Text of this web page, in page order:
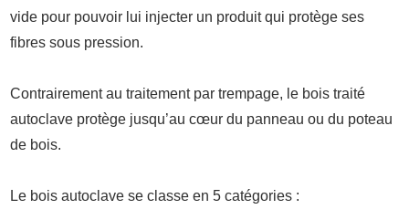
vide pour pouvoir lui injecter un produit qui protège ses
fibres sous pression.
Contrairement au traitement par trempage, le bois traité
autoclave protège jusqu’au cœur du panneau ou du poteau
de bois.
Le bois autoclave se classe en 5 catégories :